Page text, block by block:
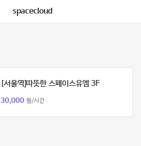
spacecloud
[서울역]따뜻한 스페이스유엠 3F
30,000 원/시간